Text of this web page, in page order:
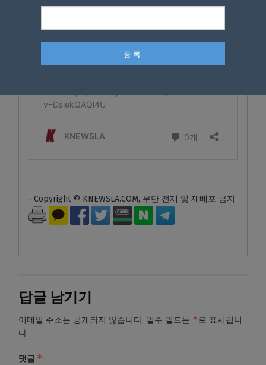
- Copyright © KNEWSLA.COM, 무단 전재 및 재배포 금지
답글 남기기
이메일 주소는 공개되지 않습니다. 필수 필드는 *로 표시됩니
다
댓글 *